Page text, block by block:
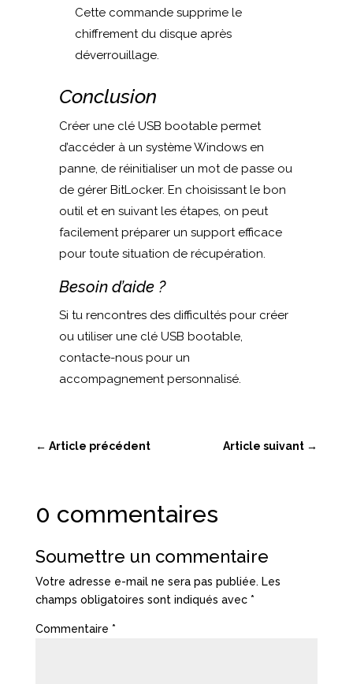
Cette commande supprime le
chiffrement du disque après
déverrouillage.
Conclusion
Créer une clé USB bootable permet
d’accéder à un système Windows en
panne, de réinitialiser un mot de passe ou
de gérer BitLocker. En choisissant le bon
outil et en suivant les étapes, on peut
facilement préparer un support efficace
pour toute situation de récupération.
Besoin d’aide ?
Si tu rencontres des difficultés pour créer
ou utiliser une clé USB bootable,
contacte-nous pour un
accompagnement personnalisé.
← Article précédent Article suivant →
0 commentaires
Soumettre un commentaire
Votre adresse e-mail ne sera pas publiée. Les
champs obligatoires sont indiqués avec *
Commentaire *